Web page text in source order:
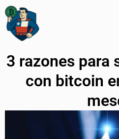
3 razones para
con bitcoin